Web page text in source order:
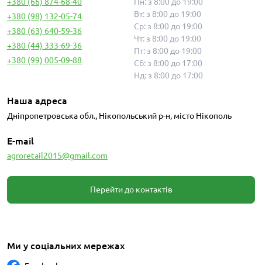
+380 (98) 132-05-74
+380 (63) 640-59-36
+380 (44) 333-69-36
+380 (99) 005-09-88
Вт: з 8:00 до 19:00
Ср: з 8:00 до 19:00
Чт: з 8:00 до 19:00
Пт: з 8:00 до 19:00
Сб: з 8:00 до 17:00
Нд: з 8:00 до 17:00
Наша адреса
Дніпропетровська обл., Нікопольський р-н, місто Нікополь
E-mail
agroretail2015@gmail.com
Перейти до контактів
Ми у соціальних мережах